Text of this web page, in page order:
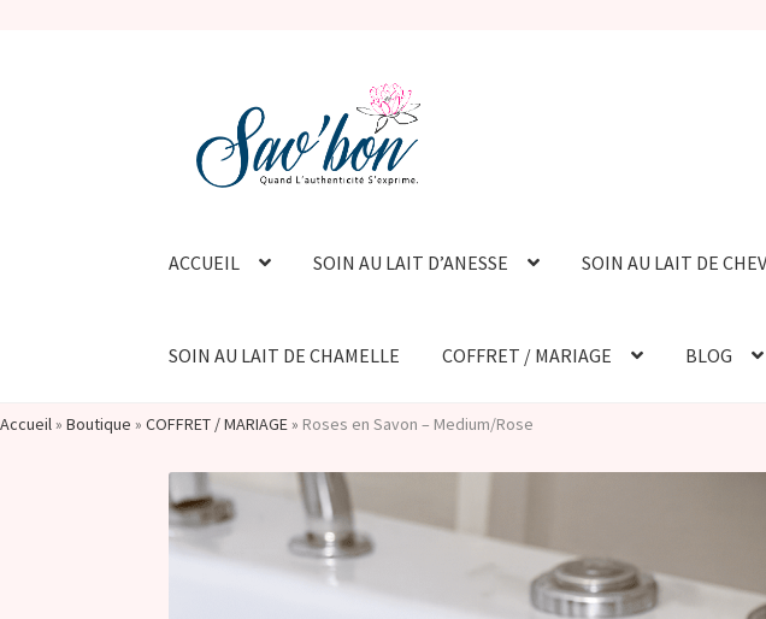
navigation
contenu
ACCUEIL SOIN AU LAIT D’ANESSE SOIN AU LAIT DE
SOIN AU LAIT DE CHAMELLE COFFRET / MARIAGE BLOG
Accueil» Boutique » COFFRET / MARIAGE» Roses en Savon – Medium/Rose